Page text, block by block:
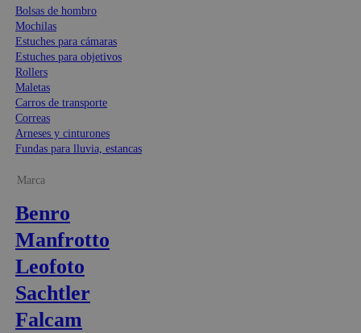
Bolsas de hombro
Mochilas
Estuches para cámaras
Estuches para objetivos
Rollers
Maletas
Carros de transporte
Correas
Arneses y cinturones
Fundas para lluvia, estancas
Marca
Benro
Manfrotto
Leofoto
Sachtler
Falcam